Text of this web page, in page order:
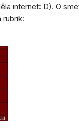
internet: D). O
rubrik: